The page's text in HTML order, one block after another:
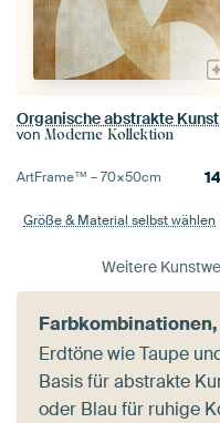
Organische abstrakte Kunst
von Moderne Kollektion
ArtFrame™ –70×50cm
Größe & Material selbst wählen
Weitere
Erdtöne wie Taupe
Basis für abstrakte
oder Blau für ruhige